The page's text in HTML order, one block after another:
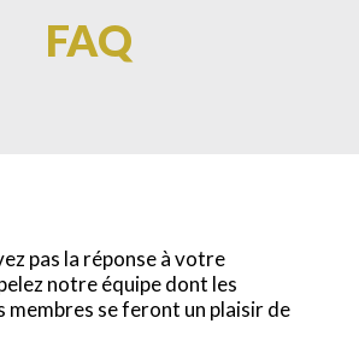
FAQ
pas la réponse à votre
notre équipe dont les
membres se feront un plaisir de